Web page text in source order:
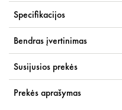
Specifikacijos
Bendras įvertinimas
Susijusios prekės
Prekės aprašymas